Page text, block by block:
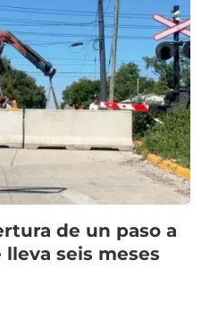
de un paso a
seis meses